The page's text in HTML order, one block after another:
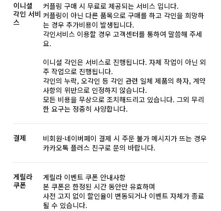
이니셜
각인 서비
스
커플링 구매 시 무료로 제공되는 서비스 입니다.
커플링이 아닌 다른 품목으로 구매를 하고 각인을 희망하
는 경우 추가비용이 발생됩니다.
각인서비스 이용할 경우 고객센터를 통하여 말씀해 주세
요.
이니셜 각인은 서비스로 진행됩니다. 자체 작업이 아닌 외
주 작업으로 진행됩니다.
각인의 누락, 오각인 등 각인 관련 일체 제품의 하자, 계약
사항의 위반으로 인정하지 않습니다.
모든 비용을 무상으로 조치해드리고 있습니다. 그외 무리
한 요구는 정중히 사양합니다.
결제
비회원-네이버페이 결제 시 주문 불가 메시지가 뜨는 경우
카카오톡 플러스 친구로 문의 바랍니다.
게릴라
쿠폰
게릴라 이벤트 쿠폰 안내사항
본 쿠폰은 한정된 시간 동안만 유효하며
사전 고지 없이 할인율이 변동되거나 이벤트 자체가 종료
될 수 있습니다.